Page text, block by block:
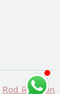
Rod Rosolen